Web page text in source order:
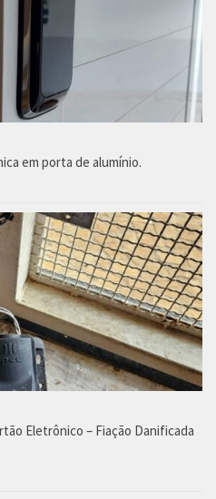
em porta de alumínio.
Eletrônico – Fiação Danificada